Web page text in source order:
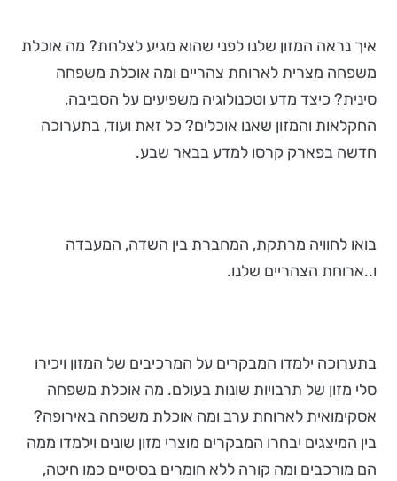
איך נראה המזון שלנו לפני שהוא מגיע לצלחת? מה אוכלת
משפחה מצרית לארוחת צהריים ומה אוכלת משפחה
סינית? כיצד מדע וטכנולוגיה משפיעים על הסביבה,
החקלאות והמזון שאנו אוכלים? כל זאת ועוד, בתערוכה
חדשה בפארק קרסו למדע בבאר שבע.
בואו לחוויה מרתקת, המחברת בין השדה, המעבדה
ו..ארוחת הצהריים שלנו.
בתערוכה ילמדו המבקרים על המרכיבים של המזון ויכירו
סלי מזון של תרבויות שונות בעולם. מה אוכלת משפחה
אסקימואית לארוחת ערב ומה אוכלת משפחה באירופה?
בין המיצגים יבחרו המבקרים מוצרי מזון שונים וילמדו ממה
הם מורכבים ומה קורה ללא חומרים בסיסיים כמו חיטה,